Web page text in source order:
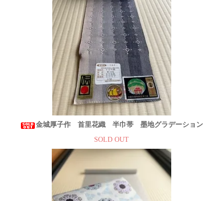
金城厚子作 首里花織 半巾帯 墨地グラデーション
SOLD OUT